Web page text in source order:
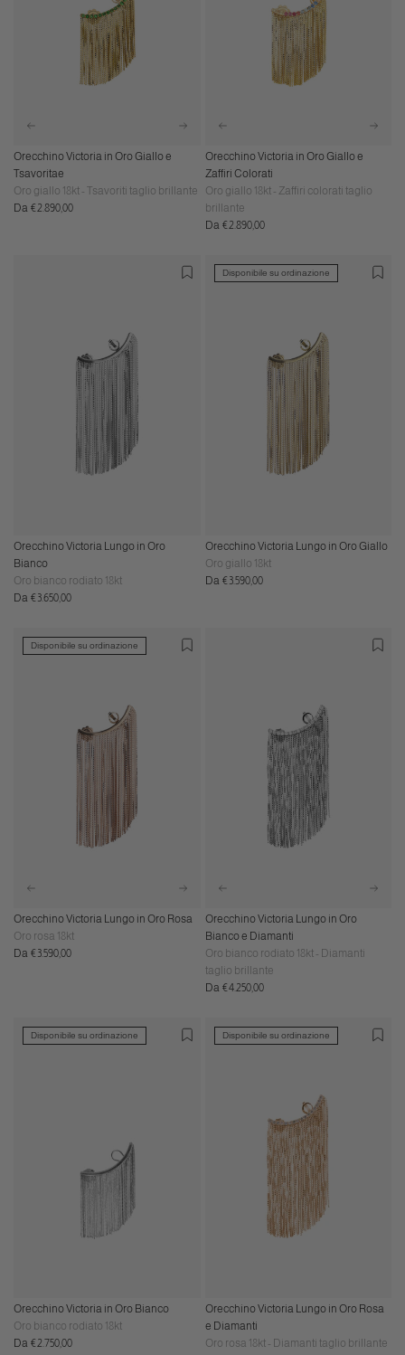
Orecchino Victoria in Oro Giallo e
Tsavoritae
Oro giallo 18kt - Tsavoriti taglio brillante
Prezzo
Da €2.890,00
Orecchino Victoria in Oro Giallo e
Zaffiri Colorati
Oro giallo 18kt - Zaffiri colorati taglio
brillante
Prezzo
Da €2.890,00
Orecchino Victoria Lungo in Oro
Bianco
Oro bianco rodiato 18kt
Prezzo
Da €3.650,00
Disponibile su ordinazione
Orecchino Victoria Lungo in Oro Giallo
Oro giallo 18kt
Prezzo
Da €3.590,00
Disponibile su ordinazione
Orecchino Victoria Lungo in Oro Rosa
Oro rosa 18kt
Prezzo
Da €3.590,00
Orecchino Victoria Lungo in Oro
Bianco e Diamanti
Oro bianco rodiato 18kt - Diamanti
taglio brillante
Prezzo
Da €4.250,00
Disponibile su ordinazione
Orecchino Victoria in Oro Bianco
Oro bianco rodiato 18kt
Prezzo
Da €2.750,00
Disponibile su ordinazione
Orecchino Victoria Lungo in Oro Rosa
e Diamanti
Oro rosa 18kt - Diamanti taglio brillante